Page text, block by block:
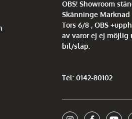
OBS! Showroom
Skänninge Marknad
Tors 6/8 , OBS
av varor ej ej möjlig
bil/släp.
Tel: 0142-80102